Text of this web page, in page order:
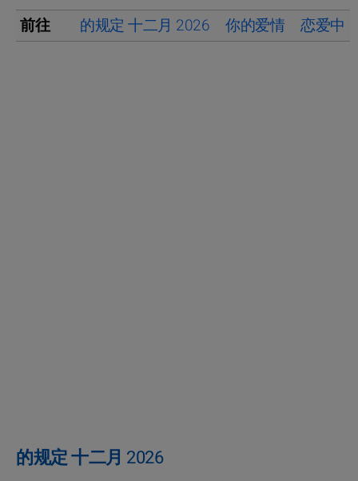
前往 的规定 十二月 2026 你的爱情 恋爱中
的规定 十二月 2026